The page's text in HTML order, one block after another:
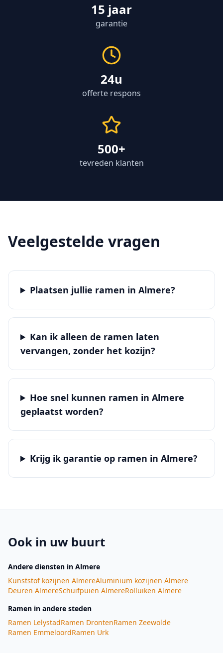
15 jaar
garantie
24u
offerte respons
500+
tevreden klanten
Veelgestelde vragen
Plaatsen jullie ramen in Almere?
Kan ik alleen de ramen laten
vervangen, zonder het kozijn?
Hoe snel kunnen ramen in Almere
geplaatst worden?
Krijg ik garantie op ramen in Almere?
Ook in uw buurt
Andere diensten in Almere
Kunststof kozijnen AlmereAluminium kozijnen Almere
Deuren AlmereSchuifpuien AlmereRolluiken Almere
Ramen in andere steden
Ramen LelystadRamen DrontenRamen Zeewolde
Ramen EmmeloordRamen Urk